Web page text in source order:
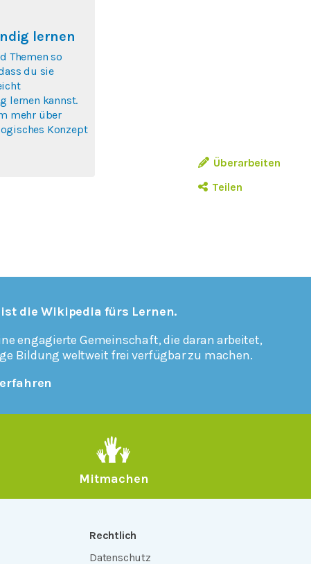
Überarbeiten
Teilen
lernen
Themen so
du sie
lernen kannst.
mehr über
Konzept
die Wikipedia fürs Lernen.
engagierte Gemeinschaft, die daran arbeitet,
Bildung weltweit frei verfügbar zu machen.
Mitmachen
Rechtlich
Datenschutz